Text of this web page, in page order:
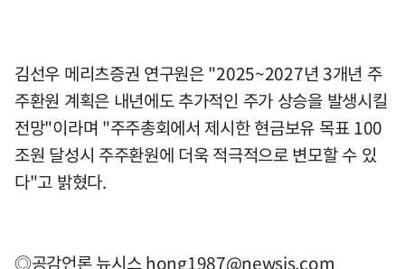
김선우 메리츠증권 연구원은 "2025~2027년 3개년 주
주환원 계획은 내년에도 추가적인 주가 상승을 발생시킬
전망"이라며 "주주총회에서 제시한 현금보유 목표 100
조원 달성시 주주환원에 더욱 적극적으로 변모할 수 있
다"고 밝혔다.
◎공감언론 뉴시스hong1987@newsis.com